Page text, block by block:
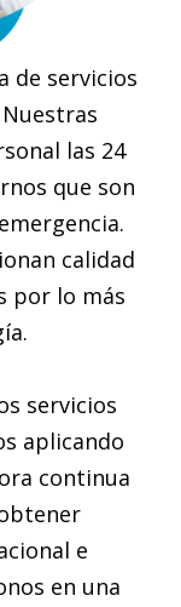
de servicios
las 24
que son
calidad
por lo más
servicios
aplicando
continua
e
en una